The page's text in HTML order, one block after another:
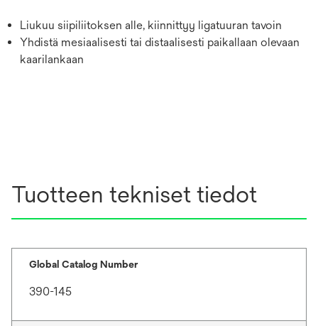
Liukuu siipiliitoksen alle, kiinnittyy ligatuuran tavoin
Yhdistä mesiaalisesti tai distaalisesti paikallaan olevaan
kaarilankaan
Tuotteen tekniset tiedot
Global Catalog Number
390-145